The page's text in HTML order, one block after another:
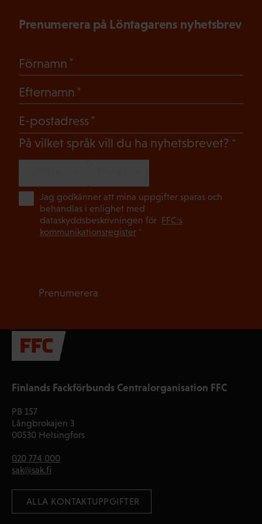
Finlands Fackförbunds Centralorganisation FFC
PB 157
Långbrokajen 3
00530 Helsingfors
020 774 000
sak@sak.fi
ALLA KONTAKTUPPGIFTER
Prenumerera på Löntagarens nyhetsbrev
Förnamn
Efternamn
E-postadress
På vilket språk vill du ha nyhetsbrevet?
Jag godkänner att mina uppgifter sparas och
behandlas i enlighet med
dataskyddsbeskrivningen för FFC:s
kommunikationsregister*
Prenumerera